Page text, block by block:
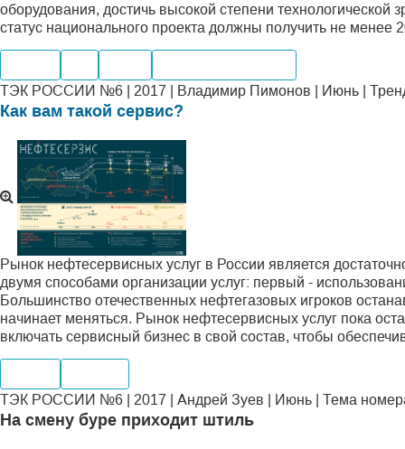
оборудования, достичь высокой степени технологической
статус национального проекта должны получить не менее
ТЭК РОССИИ №6 | 2017 | Владимир Пимонов | Июнь |
Как вам такой сервис?
Рынок нефтесервисных услуг в России является
двумя способами организации услуг: первый -
Большинство отечественных нефтегазовых игроков
начинает меняться. Рынок нефтесервисных услуг пока
включать сервисный бизнес в свой состав, чтобы
ТЭК РОССИИ №6 | 2017 | Андрей Зуев | Июнь | Тема
На смену буре приходит штиль